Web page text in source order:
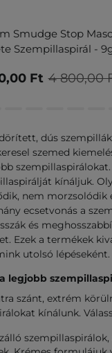
Smudge Stop
Szempillaspirál -
4 800,00
Ft
dús
szemed
kínáljuk.
nem morzsolódik
ecsetvonás a
és
Ezek a termékek
utolsó lépéseként.
legjobb
szánt, extrém
kínálunk.